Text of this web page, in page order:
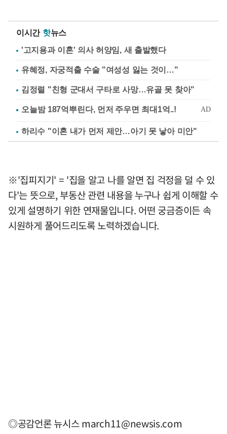
이시간 핫뉴스
'고지용과 이혼' 의사 허양임, 새 출발했다
유혜정, 자궁적출 수술 "여성성 잃는 것이…"
김정렬 "친형 군대서 구타로 사망…유골 못 찾아"
하리수 "이혼 내가 먼저 제안…아기 못 낳아 미안"
※'집피지기' = '집을 알고 나를 알면 집 걱정을 덜 수 있
다'는 뜻으로, 부동산 관련 내용을 누구나 쉽게 이해할 수
있게 설명하기 위한 연재물입니다. 어떤 궁금증이든 속
시원하게 풀어드리도록 노력하겠습니다.
◎공감언론 뉴시스march11@newsis.com